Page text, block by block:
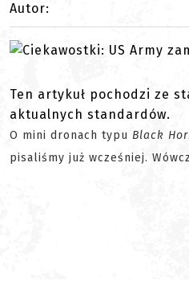
Autor:
Ten artykuł pochodzi ze
aktualnych standardów.
O mini dronach typu Black
pisaliśmy już wcześniej.